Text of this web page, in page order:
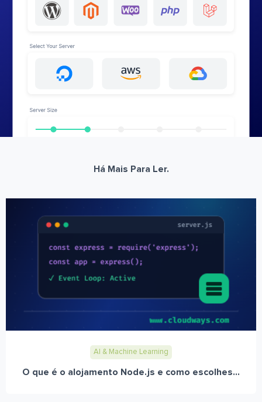
Há Mais Para Ler.
AI & Machine Learning
O que é o alojamento Node.js e como escolhes...